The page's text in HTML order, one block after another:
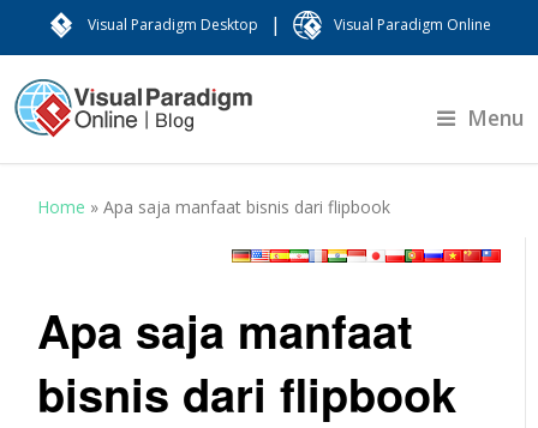
Visual Paradigm Desktop | Visual Paradigm Online
Menu
Home »Apa saja manfaat bisnis dari flipbook
Apa saja manfaat
bisnis dari flipbook